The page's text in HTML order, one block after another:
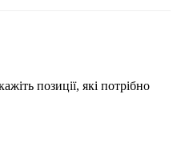
позиції, які потрібно